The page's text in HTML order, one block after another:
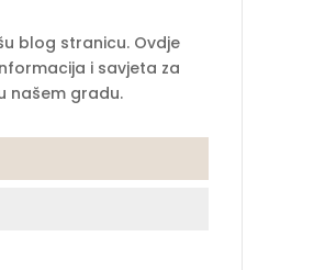
blog stranicu. Ovdje
i savjeta za
našem gradu.